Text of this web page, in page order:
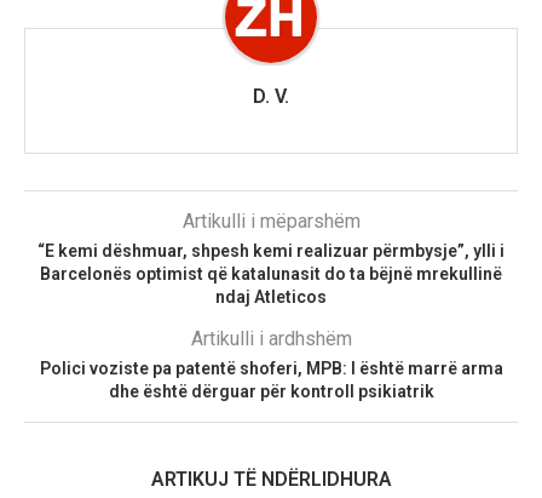
D. V.
Artikulli i mëparshëm
“E kemi dëshmuar, shpesh kemi realizuar përmbysje”, ylli i
Barcelonës optimist që katalunasit do ta bëjnë mrekullinë
ndaj Atleticos
Artikulli i ardhshëm
Polici voziste pa patentë shoferi, MPB: I është marrë arma
dhe është dërguar për kontroll psikiatrik
ARTIKUJ TË NDËRLIDHURA